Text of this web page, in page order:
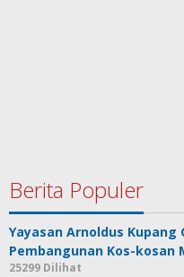
Berita Populer
Yayasan Arnoldus Kupang
Pembangunan Kos-kosan
25299 Dilihat